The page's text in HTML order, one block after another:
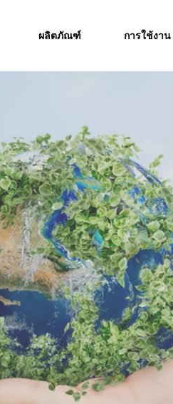
ผลิตภัณฑ์ การใช้งาน